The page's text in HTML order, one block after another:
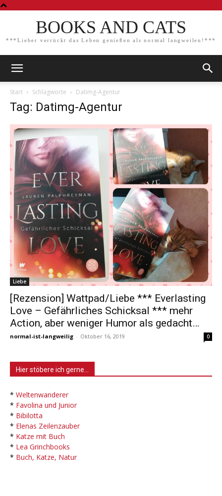
BOOKS AND CATS
***Lieber verrückt das Leben genießen als normal langweilen!***
Start Schlagworte Datimg-Agentur
Tag: Datimg-Agentur
Liebe
[Rezension] Wattpad/Liebe *** Everlasting
Love – Gefährliches Schicksal *** mehr
Action, aber weniger Humor als gedacht…
normal-ist-langweilig - Oktober 16, 2019 0
Hier stöbere ich gerne…
* Weltenwanderer
* Favolina und Junior
* Bibilotta
* Elenas Zeilenzauber
* Katze mit Buch
* Lea Grinchbooks
* Buch, Katze, Natur